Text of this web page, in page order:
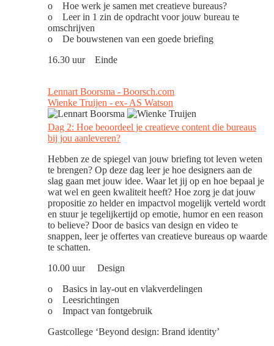
o Hoe werk je samen met creatieve bureaus?
o Leer in 1 zin de opdracht voor jouw bureau te
omschrijven
o De bouwstenen van een goede briefing
16.30 uur Einde
Lennart Boorsma - Boorsch.com
Wienke Truijen - ex- AS Watson
Dag 2: Hoe beoordeel je creatieve content die bureaus
bij jou aanleveren?
Hebben ze de spiegel van jouw briefing tot leven weten
te brengen? Op deze dag leer je hoe designers aan de
slag gaan met jouw idee. Waar let jij op en hoe bepaal je
wat wel en geen kwaliteit heeft? Hoe zorg je dat jouw
propositie zo helder en impactvol mogelijk verteld wordt
en stuur je tegelijkertijd op emotie, humor en een reason
to believe? Door de basics van design en video te
snappen, leer je offertes van creatieve bureaus op waarde
te schatten.
10.00 uur Design
o Basics in lay-out en vlakverdelingen
o Leesrichtingen
o Impact van fontgebruik
Gastcollege ‘Beyond design: Brand identity’